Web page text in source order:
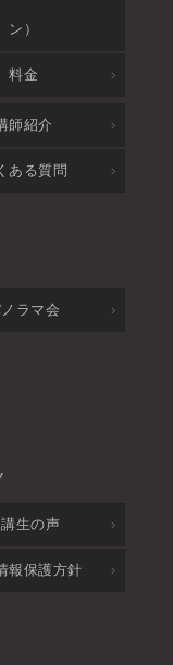
ン）
料金
師紹介
ある質問
ラマ会
生の声
報保護方針